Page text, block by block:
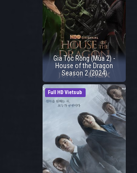
Gia Tộc Rồng (Mùa 2) -
House of the Dragon
Season 2 (2024)
Full HD Vietsub